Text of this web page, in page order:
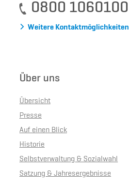
0800 1060100
Weitere Kontaktmöglichkeiten
Über uns
Übersicht
Presse
Auf einen Blick
Historie
Selbstverwaltung & Sozialwahl
Satzung & Jahresergebnisse